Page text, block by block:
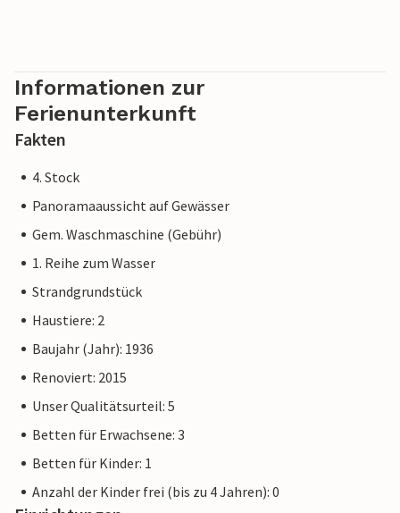
Informationen zur
Ferienunterkunft
Fakten
4. Stock
Panoramaaussicht auf Gewässer
Gem. Waschmaschine (Gebühr)
1. Reihe zum Wasser
Strandgrundstück
Haustiere: 2
Baujahr (Jahr): 1936
Renoviert: 2015
Unser Qualitätsurteil: 5
Betten für Erwachsene: 3
Betten für Kinder: 1
Anzahl der Kinder frei (bis zu 4 Jahren): 0